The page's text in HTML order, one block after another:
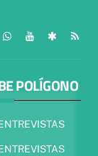
POLÍGONO